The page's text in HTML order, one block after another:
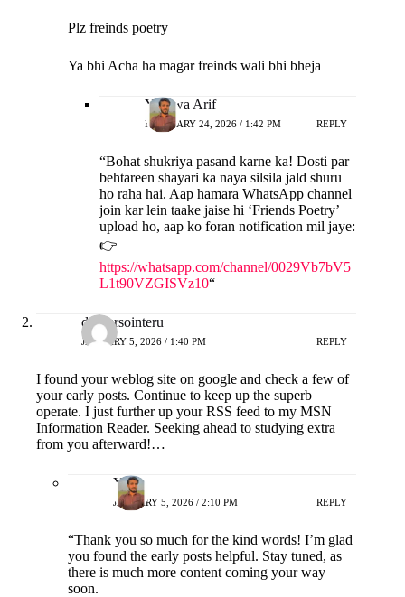
Plz freinds poetry
Ya bhi Acha ha magar freinds wali bhi bheja
Yashwa Arif
FEBRUARY 24, 2026 / 1:42 PM REPLY
“Bohat shukriya pasand karne ka! Dosti par
behtareen shayari ka naya silsila jald shuru
ho raha hai. Aap hamara WhatsApp channel
join kar lein taake jaise hi ‘Friends Poetry’
upload ho, aap ko foran notification mil jaye:
👉
https://whatsapp.com/channel/0029Vb7bV5
L1t90VZGISVz10“
droversointeru
JANUARY 5, 2026 / 1:40 PM REPLY
I found your weblog site on google and check a few of
your early posts. Continue to keep up the superb
operate. I just further up your RSS feed to my MSN
Information Reader. Seeking ahead to studying extra
from you afterward!…
Yash
JANUARY 5, 2026 / 2:10 PM REPLY
“Thank you so much for the kind words! I’m glad
you found the early posts helpful. Stay tuned, as
there is much more content coming your way
soon.